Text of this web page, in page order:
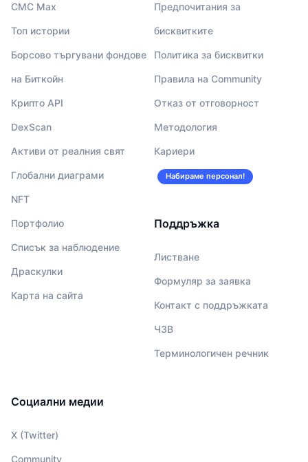
CMC Max
Топ истории
Борсово търгувани фондове
на Биткойн
Крипто API
DexScan
Активи от реалния свят
Глобални диаграми
NFT
Портфолио
Списък за наблюдение
Драскулки
Карта на сайта
Предпочитания за
бисквитките
Политика за бисквитки
Правила на Community
Отказ от отговорност
Методология
Кариери
Набираме персонал!
Поддръжка
Листване
Формуляр за заявка
Контакт с поддръжката
ЧЗВ
Терминологичен речник
Социални медии
X (Twitter)
Community